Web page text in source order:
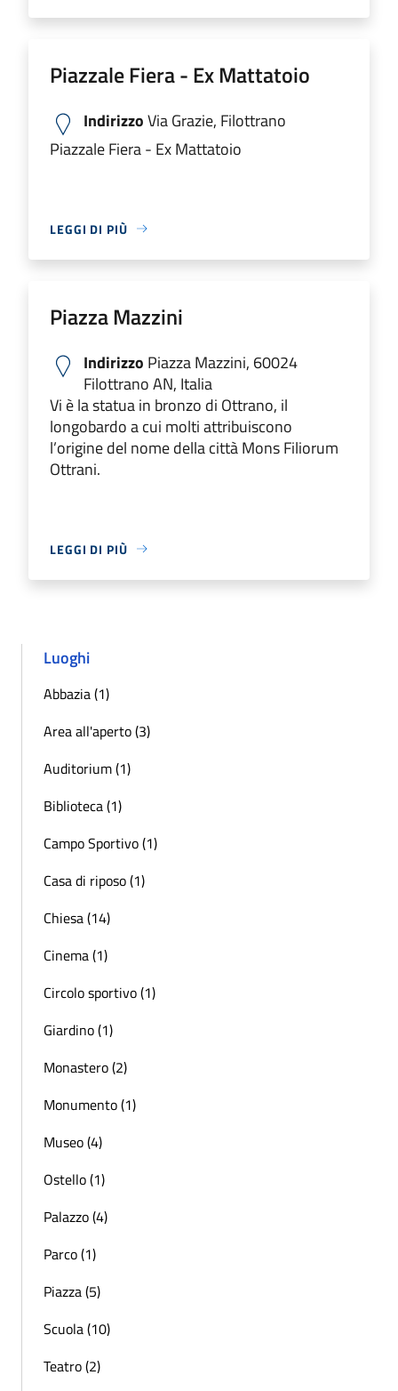
Piazzale Fiera - Ex Mattatoio
IndirizzoVia Grazie, Filottrano
Piazzale Fiera - Ex Mattatoio
LEGGI DI PIÙ
Piazza Mazzini
Indirizzo Piazza Mazzini, 60024
Filottrano AN, Italia
Vi è la statua in bronzo di Ottrano, il
longobardo a cui molti attribuiscono
l’origine del nome della città Mons Filiorum
Ottrani.
LEGGI DI PIÙ
Luoghi
Abbazia (1)
Area all'aperto (3)
Auditorium (1)
Biblioteca (1)
Campo Sportivo (1)
Casa di riposo (1)
Chiesa (14)
Cinema (1)
Circolo sportivo (1)
Giardino (1)
Monastero (2)
Monumento (1)
Museo (4)
Ostello (1)
Palazzo (4)
Parco (1)
Piazza (5)
Scuola (10)
Teatro (2)